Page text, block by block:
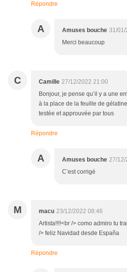
Répondre
A Amuses bouche 31/01/
Merci beaucoup
C Camille 27/12/2022 21:00
Bonjour, je pense qu’il y a une
à la place de la feuille de
testée et approuvée par tous
Répondre
A Amuses bouche 27/12/
C’est corrigé
M macu 23/12/2022 08:46
Artista!!!!<br /> como admiro tu
/> feliz Navidad desde España
Répondre